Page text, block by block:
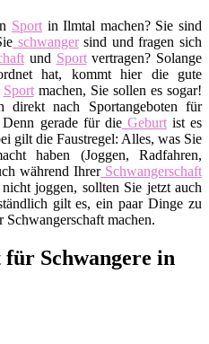
Sport in Ilmtal machen? Sie sind
schwangersind und fragen sich
und Sportvertragen? Solange
hat, kommt hier die gute
Sportmachen, Sie sollen es sogar!
direkt nach Sportangeboten für
gerade für dieGeburtist es
gilt die Faustregel: Alles, was Sie
haben (Joggen, Radfahren,
während IhrerSchwangerschaft
joggen, sollten Sie jetzt auch
gilt es, ein paar Dinge zu
Schwangerschaft machen.
Schwangere in